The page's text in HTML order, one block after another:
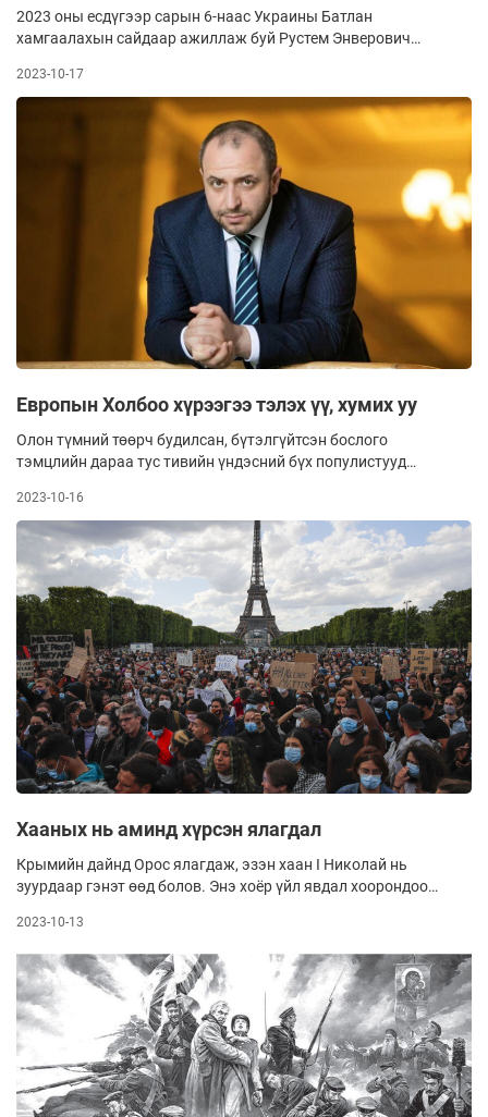
2023 оны есдүгээр сарын 6-наас Украины Батлан
хамгаалахын сайдаар ажиллаж буй Рустем Энверович
хотод төржээ. Түүний өмнө энэ албыг хашиж байсан
Алексей Резников өөрөө огцрох хүсэлтээ гаргасан аж.
Умеровын угсаа гарал нь Крымийн татар. Эцэг нь инженер-
технологич, эх нь химийн инженер байж. Эднийх 1944 онд
хүчээр нутаг сольж Самаркандад ирээд 50 жилийн дараа
төрөлх Крымдээ буцаж иржээ. Тэрбээр 2019-2022 онд
“Голос” намаас Украины ардын депутатаар ажиллаж байв.
2022-2023 онд Төрийн өмчийн санг тэргүүлж байсан аж.
2023-10-17
Европын Холбоо хүрээгээ тэлэх үү, хумих уу
Олон түмний төөрч будилсан, бүтэлгүйтсэн бослого
тэмцлийн дараа тус тивийн үндэсний бүх популистууд
явдал 2015 онд сонгогчдынхоо саналыг сөрөн “Евро
гурвал”-ын өмнө Грекийн Ерөнхий сайд Алексис Ципрас
шившигтэйгээр бууж өгснөөр эхэлж, Италийн Ерөнхий
сайд, хатагтай ЖоржаМелони тавьсан хязгаарлалтыг нь
хүлцэнгүй хүлээж авснаар үргэлжилж байна.
2023-10-16
Хааных нь аминд хүрсэн ялагдал
Крымийн дайнд Орос ялагдаж, эзэн хаан I Николай нь
зуурдаар гэнэт өөд болов. Энэ хоёр үйл явдал хоорондоо
2023-10-13